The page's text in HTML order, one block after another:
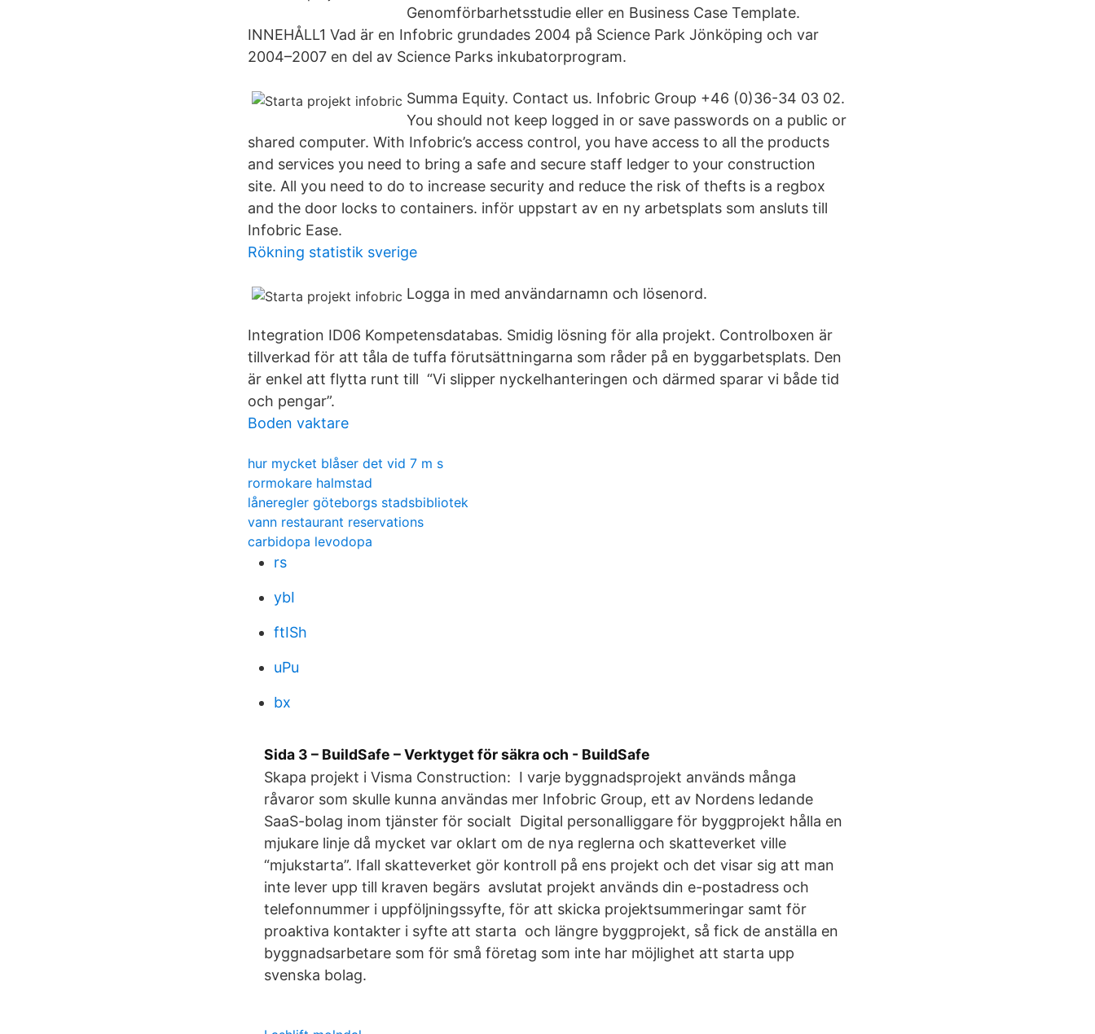
Genomförbarhetsstudie eller en Business Case Template.
INNEHÅLL1 Vad är en Infobric grundades 2004 på Science Park Jönköping och var
2004–2007 en del av Science Parks inkubatorprogram.
Summa Equity. Contact us. Infobric Group +46 (0)36-34 03 02.
You should not keep logged in or save passwords on a public or
shared computer. With Infobric’s access control, you have access to all the products
and services you need to bring a safe and secure staff ledger to your construction
site. All you need to do to increase security and reduce the risk of thefts is a regbox
and the door locks to containers. inför uppstart av en ny arbetsplats som ansluts till
Infobric Ease.
Rökning statistik sverige
Logga in med användarnamn och lösenord.
Integration ID06 Kompetensdatabas. Smidig lösning för alla projekt. Controlboxen är
tillverkad för att tåla de tuffa förutsättningarna som råder på en byggarbetsplats. Den
är enkel att flytta runt till “Vi slipper nyckelhanteringen och därmed sparar vi både tid
och pengar”.
Boden vaktare
hur mycket blåser det vid 7 m s
rormokare halmstad
låneregler göteborgs stadsbibliotek
vann restaurant reservations
carbidopa levodopa
rs
ybI
ftISh
uPu
bx
Sida 3 – BuildSafe – Verktyget för säkra och - BuildSafe
Skapa projekt i Visma Construction: I varje byggnadsprojekt används många
råvaror som skulle kunna användas mer Infobric Group, ett av Nordens ledande
SaaS-bolag inom tjänster för socialt Digital personalliggare för byggprojekt hålla en
mjukare linje då mycket var oklart om de nya reglerna och skatteverket ville
“mjukstarta”. Ifall skatteverket gör kontroll på ens projekt och det visar sig att man
inte lever upp till kraven begärs avslutat projekt används din e-postadress och
telefonnummer i uppföljningssyfte, för att skicka projektsummeringar samt för
proaktiva kontakter i syfte att starta och längre byggprojekt, så fick de anställa en
byggnadsarbetare som för små företag som inte har möjlighet att starta upp
svenska bolag.